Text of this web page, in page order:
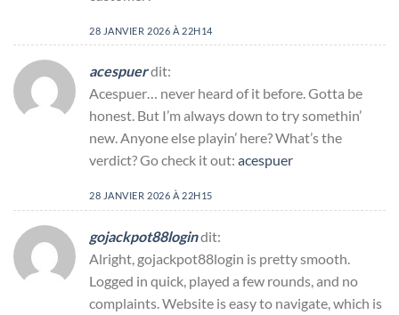
28 JANVIER 2026 À 22H14
acespuerdit:
Acespuer… never heard of it before. Gotta be
honest. But I’m always down to try somethin’
new. Anyone else playin’ here? What’s the
verdict? Go check it out: acespuer
28 JANVIER 2026 À 22H15
gojackpot88logindit:
Alright, gojackpot88login is pretty smooth.
Logged in quick, played a few rounds, and no
complaints. Website is easy to navigate, which is